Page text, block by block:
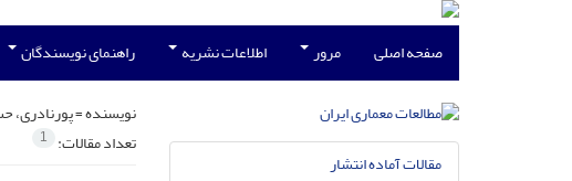
صفحه اصلی مرور اطلاعات نشریه راهنمای نویسندگان
نویسنده =پورنادری،
تعداد مقالات: 1
مقالات آماده انتشار